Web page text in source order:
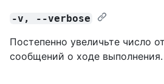
-v, --verbose
Постепенно увеличьте число
сообщений о ходе выполнения.